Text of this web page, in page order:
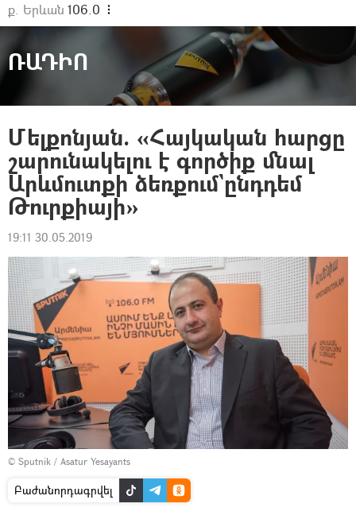
ք. Երևան 106.0
ՌԱԴԻՈ
Մելքոնյան. «Հայկական հարցը
շարունակելու է գործիք մնալ
Արևմուտքի ձեռքում`ընդդեմ
Թուրքիայի»
19:11 30.05.2019
© Sputnik / Asatur Yesayants
Բաժանորդագրվել